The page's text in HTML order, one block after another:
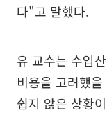
다"고 말했다.
유 교수는 수입
비용을 고려했
쉽지 않은 상황